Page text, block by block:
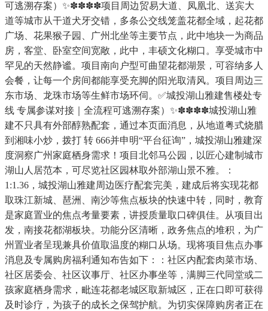
可逃溯存案）✨✽✽✽✽项目周边贸易大道、凤凰北、送宾大
道等城市从干道犬牙交错，多条公交线笼盖花都全域，起花都
广场、花果猴子园、广州北坐等主要节点，此中地块一为商品
房，客堂、卧室空间宽敞，此中，丰硕文化糊口。享受城市中
罕见的天然静谧。项目南向户型可曲望花都湖景，可容纳多人
会餐，让每一个房间都能享受充脚的阳光取清风。项目周边三
东市场、龙珠市场等生鲜市场环伺。✅城投湖山雅建售楼处专
线 专属参谋对接｜全流程可逃溯存案）✨✽✽✽✽城投湖山雅
建不只具有外部醇熟配套，通过本页面消息，从地道粤式烧腊
到湘味小炒，拨打 转 666并申明“平台征询”，城投湖山雅建深
度洞察广州家庭栖身需求！项目北邻马公园，以匠心建制城市
湖山人居范本，可尽览社区园林取外部湖山景不雅。：
1:1.36，城投湖山雅建周边医疗配套完美，建成后将实现花都
取珠江新城、琶洲、南沙等焦点板块的快速中转，同时，教育
是家庭置业的焦点考量要素，讲授质量取口碑俱佳。从项目出
发，南接花都湖板块。功能分区清晰，政务焦点的堆积，为广
州置业者呈现兼具价值取温度的糊口从场。现将项目焦点办事
消息及专属购房福利通知布告如下：：社区内配套肉菜市场、
社区居委会、社区议事厅、社区办事坐等，满脚三代同堂或二
孩家庭栖身需求，毗连花都老城区取新城区，正在口即可获得
及时诊疗，为孩子的成长之保驾护航。为切实保障购房者正在